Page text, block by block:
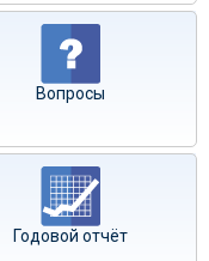
Вопросы
Годовой отчёт